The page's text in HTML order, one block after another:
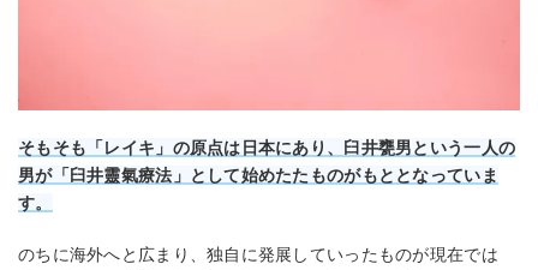
そもそも「レイキ」の原点は日本にあり、臼井甕男という一人の
男が「臼井靈氣療法」として始めたたものがもととなっていま
す。
のちに海外へと広まり、独自に発展していったものが現在では